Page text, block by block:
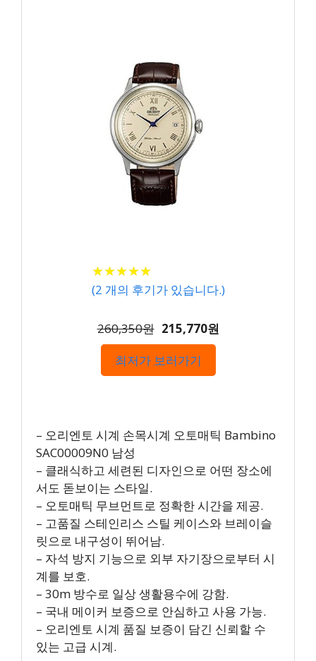
★★★★★
★★★★★
(2 개의 후기가 있습니다.)
260,350원 215,770원
최저가 보러가기
– 오리엔토 시계 손목시계 오토매틱 Bambino
SAC00009N0 남성
– 클래식하고 세련된 디자인으로 어떤 장소에
서도 돋보이는 스타일.
– 오토매틱 무브먼트로 정확한 시간을 제공.
– 고품질 스테인리스 스틸 케이스와 브레이슬
릿으로 내구성이 뛰어남.
– 자석 방지 기능으로 외부 자기장으로부터 시
계를 보호.
– 30m 방수로 일상 생활용수에 강함.
– 국내 메이커 보증으로 안심하고 사용 가능.
– 오리엔토 시계 품질 보증이 담긴 신뢰할 수
있는 고급 시계.